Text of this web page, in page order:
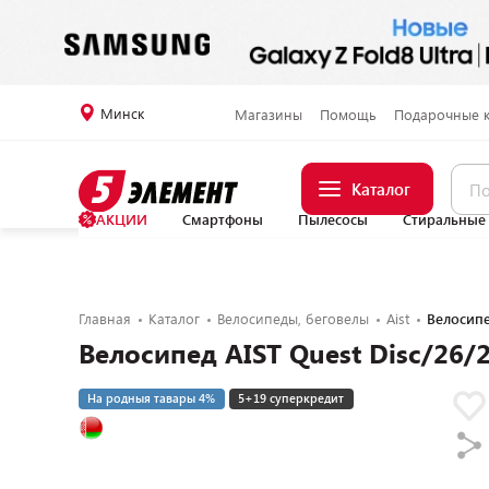
Минск Магазины Помощь Подарочные
Каталог
АКЦИИ Смартфоны Пылесосы
Главная Каталог Велосипеды, беговелы Aist
Велосипед AIST Quest Disc/
На родныя тавары 4% 5+19 суперкредит